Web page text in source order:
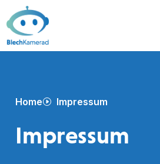
Home Impressum
Impressum